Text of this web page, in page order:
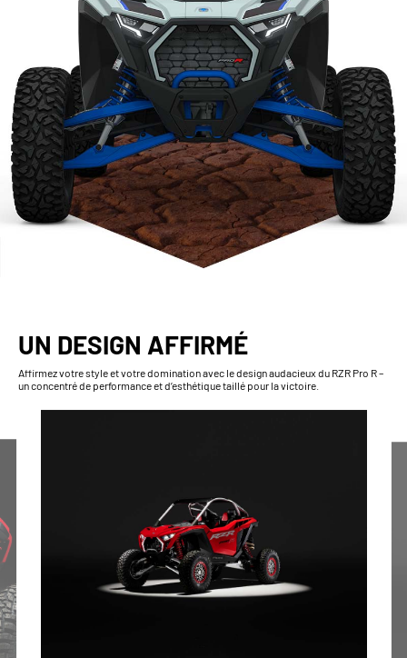
UN DESIGN AFFIRMÉ
Affirmez votre style et votre domination avec le design audacieux du RZR Pro R –
un concentré de performance et d’esthétique taillé pour la victoire.